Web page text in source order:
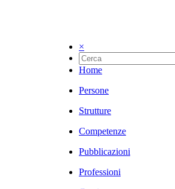
×
Home
Persone
Strutture
Competenze
Pubblicazioni
Professioni